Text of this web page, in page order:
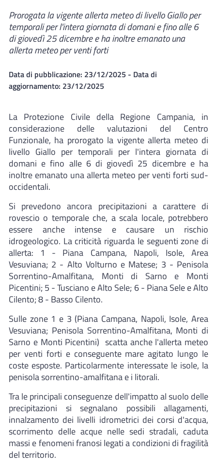
Prorogata la vigente allerta meteo di livello Giallo per
temporali per l'intera giornata di domani e fino alle 6
di giovedì 25 dicembre e ha inoltre emanato una
allerta meteo per venti forti
Data di pubblicazione: 23/12/2025 - Data di
aggiornamento: 23/12/2025
La Protezione Civile della Regione Campania, in
considerazione delle valutazioni del Centro
Funzionale, ha prorogato la vigente allerta meteo di
livello Giallo per temporali per l'intera giornata di
domani e fino alle 6 di giovedì 25 dicembre e ha
inoltre emanato una allerta meteo per venti forti sud-
occidentali.
Si prevedono ancora precipitazioni a carattere di
rovescio o temporale che, a scala locale, potrebbero
essere anche intense e causare un rischio
idrogeologico. La criticità riguarda le seguenti zone di
allerta: 1 - Piana Campana, Napoli, Isole, Area
Vesuviana; 2 - Alto Volturno e Matese; 3 - Penisola
Sorrentino-Amalfitana, Monti di Sarno e Monti
Picentini; 5 - Tusciano e Alto Sele; 6 - Piana Sele e Alto
Cilento; 8 - Basso Cilento.
Sulle zone 1 e 3 (Piana Campana, Napoli, Isole, Area
Vesuviana; Penisola Sorrentino-Amalfitana, Monti di
Sarno e Monti Picentini) scatta anche l'allerta meteo
per venti forti e conseguente mare agitato lungo le
coste esposte. Particolarmente interessate le isole, la
penisola sorrentino-amalfitana e i litorali.
Tra le principali conseguenze dell'impatto al suolo delle
precipitazioni si segnalano possibili allagamenti,
innalzamento dei livelli idrometrici dei corsi d'acqua,
scorrimento delle acque nelle sedi stradali, caduta
massi e fenomeni franosi legati a condizioni di fragilità
del territorio.